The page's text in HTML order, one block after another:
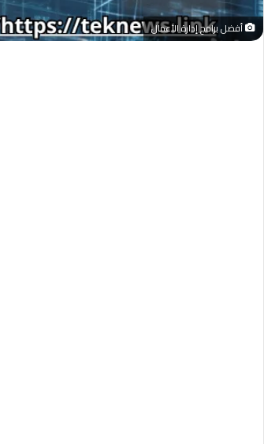
أفضل برامج إدارة الأعمال